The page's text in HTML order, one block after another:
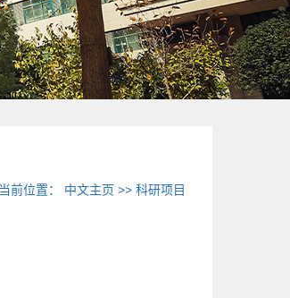
当前位置： 中文主页 >>科研项目